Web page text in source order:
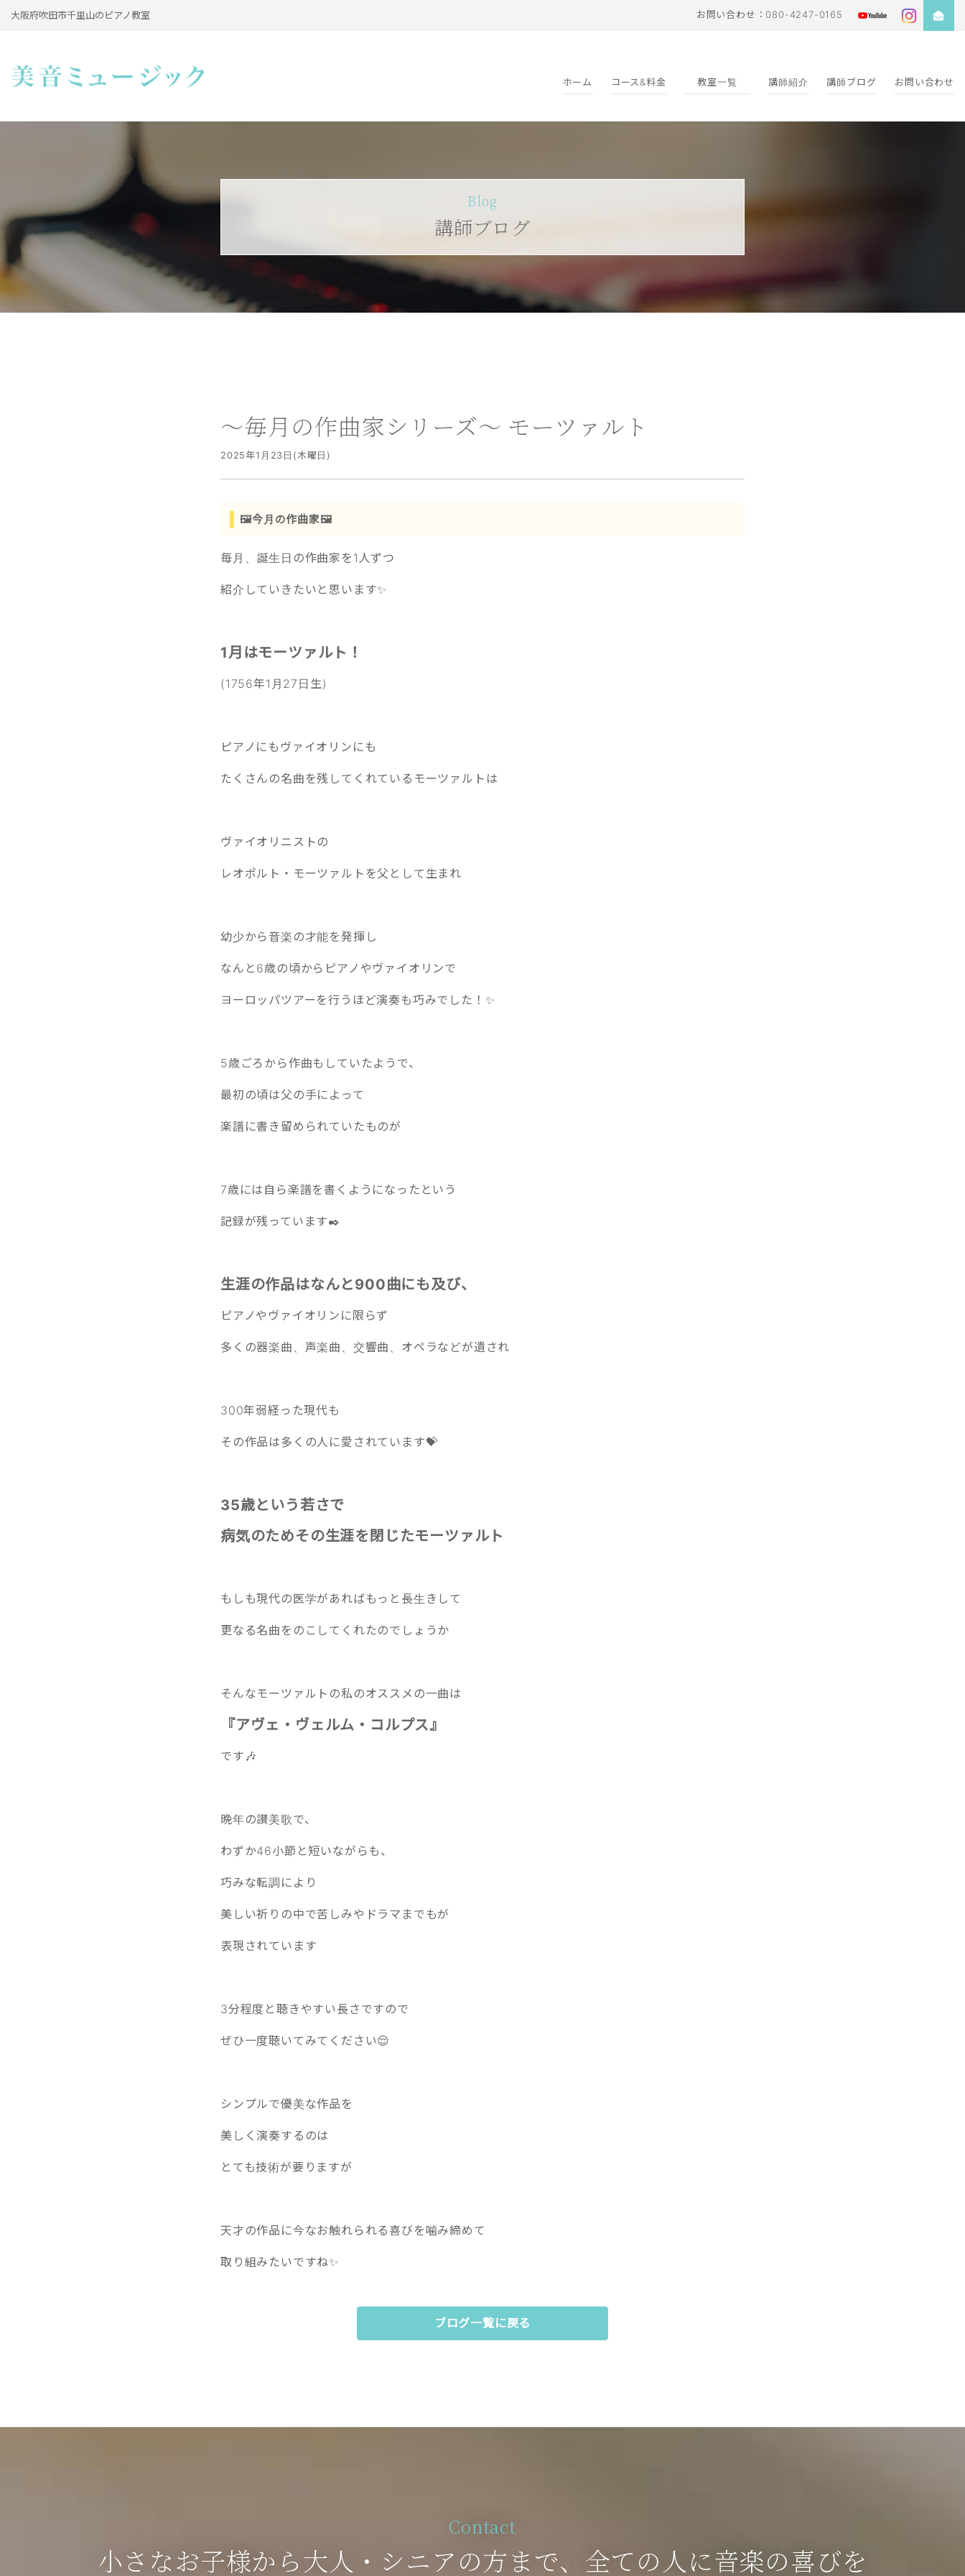
大阪府吹田市千里山のピアノ教室 お問い合わせ：080-4247-0165
ホーム コース&料金 教室一覧 講師紹介 講師ブログ お問い合わせ
Blog
講師ブログ
～毎月の作曲家シリーズ～ モーツァルト
2025年1月23日(木曜日)
🖼️今月の作曲家🖼️
毎月、誕生日の作曲家を1人ずつ
紹介していきたいと思います✨
1月はモーツァルト！
(1756年1月27日生)
ピアノにもヴァイオリンにも
たくさんの名曲を残してくれているモーツァルトは
ヴァイオリニストの
レオポルト・モーツァルトを父として生まれ
幼少から音楽の才能を発揮し
なんと6歳の頃からピアノやヴァイオリンで
ヨーロッパツアーを行うほど演奏も巧みでした！✨
5歳ごろから作曲もしていたようで、
最初の頃は父の手によって
楽譜に書き留められていたものが
7歳には自ら楽譜を書くようになったという
記録が残っています✒️
生涯の作品はなんと900曲にも及び、
ピアノやヴァイオリンに限らず
多くの器楽曲、声楽曲、交響曲、オペラなどが遺され
300年弱経った現代も
その作品は多くの人に愛されています💝
35歳という若さで
病気のためその生涯を閉じたモーツァルト
もしも現代の医学があればもっと長生きして
更なる名曲をのこしてくれたのでしょうか
そんなモーツァルトの私のオススメの一曲は
『アヴェ・ヴェルム・コルプス』
です🎶
晩年の讃美歌で、
わずか46小節と短いながらも、
巧みな転調により
美しい祈りの中で苦しみやドラマまでもが
表現されています
3分程度と聴きやすい長さですので
ぜひ一度聴いてみてください😌
シンプルで優美な作品を
美しく演奏するのは
とても技術が要りますが
天才の作品に今なお触れられる喜びを噛み締めて
取り組みたいですね✨
ブログ一覧に戻る
Contact
小さなお子様から大人・シニアの方まで、全ての人に音楽の喜びを